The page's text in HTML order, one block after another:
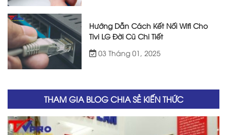
Hướng Dẫn Cách Kết Nối Wifi Cho
Tivi LG Đời Cũ Chi Tiết
03 Tháng 01, 2025
THAM GIA BLOG CHIA SẺ KIẾN THỨC